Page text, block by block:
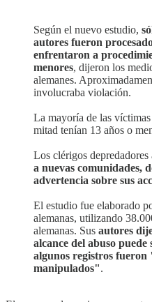
Según el nuevo estudio,
autores fueron
enfrentaron a
menores, dijeron los
alemanes.
involucraba violación.
La mayoría de las
mitad tenían 13 años o
Los clérigos depredadores
a nuevas comunidades,
advertencia sobre sus
El estudio fue elaborado
alemanas, utilizando
alemanas. Sus autores
alcance del abuso
algunos registros fueron
manipulados".